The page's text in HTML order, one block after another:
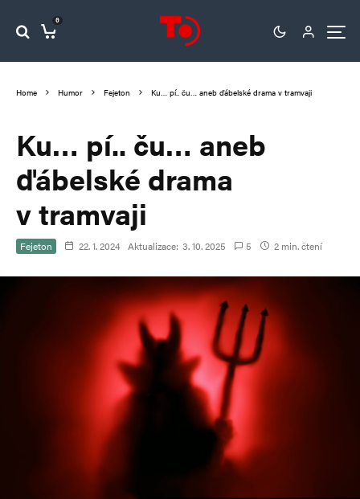
0
Home Humor Fejeton Ku… pí.. ču… aneb ďábelské drama v tramvaji
Ku… pí.. ču… aneb
ďábelské drama
v tramvaji
Fejeton 22. 1. 2024 Aktualizace: 3. 10. 2025 5 2 min. čtení